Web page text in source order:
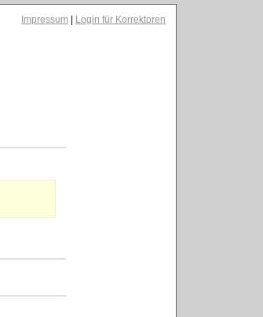
Impressum Login für Korrektoren